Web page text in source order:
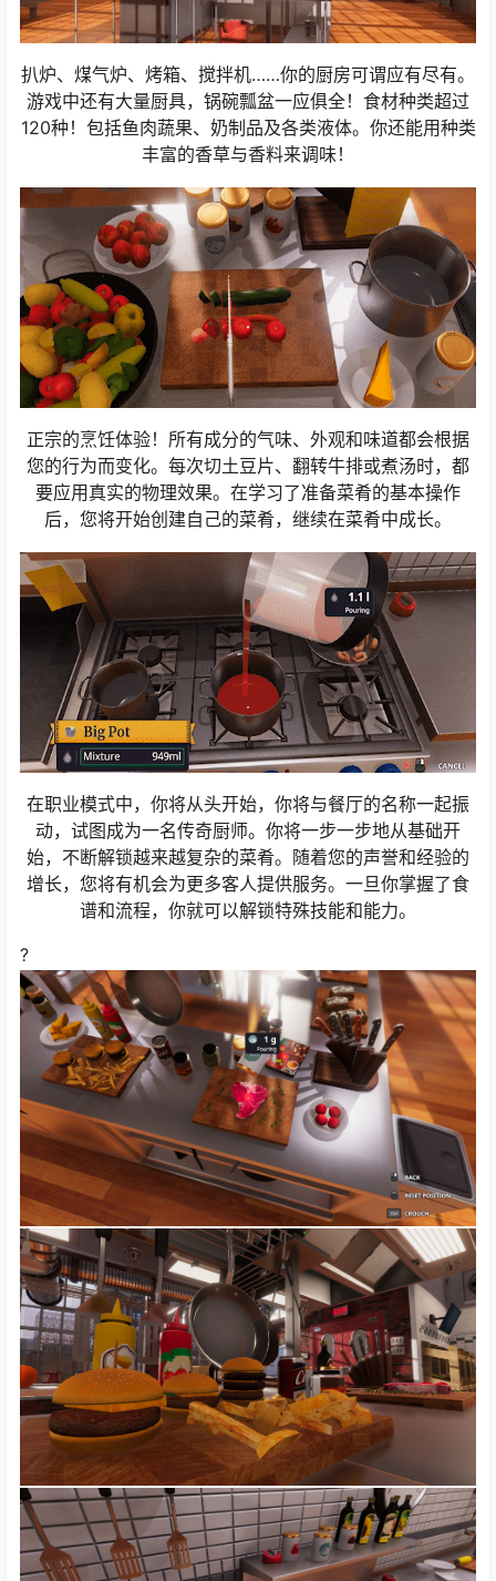
扒炉、煤气炉、烤箱、搅拌机……你的厨房可谓应有尽有。
游戏中还有大量厨具，锅碗瓢盆一应俱全！食材种类超过
120种！包括鱼肉蔬果、奶制品及各类液体。你还能用种类
丰富的香草与香料来调味！
正宗的烹饪体验！所有成分的气味、外观和味道都会根据
您的行为而变化。每次切土豆片、翻转牛排或煮汤时，都
要应用真实的物理效果。在学习了准备菜肴的基本操作
后，您将开始创建自己的菜肴，继续在菜肴中成长。
在职业模式中，你将从头开始，你将与餐厅的名称一起振
动，试图成为一名传奇厨师。你将一步一步地从基础开
始，不断解锁越来越复杂的菜肴。随着您的声誉和经验的
增长，您将有机会为更多客人提供服务。一旦你掌握了食
谱和流程，你就可以解锁特殊技能和能力。
?